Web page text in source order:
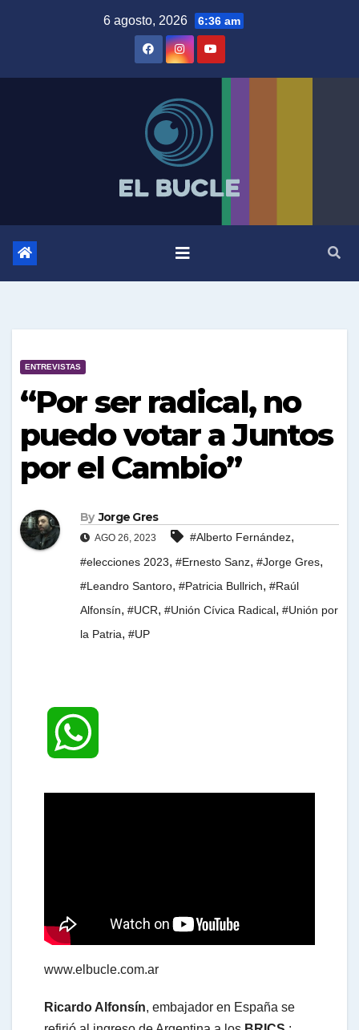
6 agosto, 2026 6:36 am
ENTREVISTAS
“Por ser radical, no
puedo votar a Juntos
por el Cambio”
By Jorge Gres
AGO 26, 2023 #Alberto Fernández,
#elecciones 2023, #Ernesto Sanz, #Jorge Gres,
#Leandro Santoro, #Patricia Bullrich, #Raúl
Alfonsín, #UCR, #Unión Cívica Radical, #Unión por
la Patria, #UP
www.elbucle.com.ar
Ricardo Alfonsín, embajador en España se